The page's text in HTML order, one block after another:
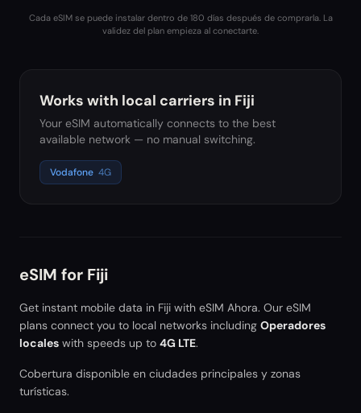
Cada eSIM se puede instalar dentro de 180 días después de comprarla. La
validez del plan empieza al conectarte.
Works with local carriers in Fiji
Your eSIM automatically connects to the best
available network — no manual switching.
Vodafone 4G
eSIM for Fiji
Get instant mobile data in Fiji with eSIM Ahora. Our eSIM
plans connect you to local networks including Operadores
locales with speeds up to 4G LTE.
Cobertura disponible en ciudades principales y zonas
turísticas.